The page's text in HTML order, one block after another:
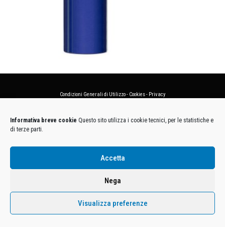
Informativa breve cookie Questo sito utilizza i cookie tecnici, per le statistiche e
di terze parti.
Accetta
Nega
Visualizza preferenze
Condizioni Generali di Utilizzo- Cookies- Privacy
Euro 12.500.000 i.v. - C.F. e Iscr. Reg. Imp. Monza e Brianza 02137480964 - R.E.A. MB-1370021 -
P.IVA. 11005760159 - Direzione e coordinamento art. 2497 C.C. DECATHLON SA, Villeneuve